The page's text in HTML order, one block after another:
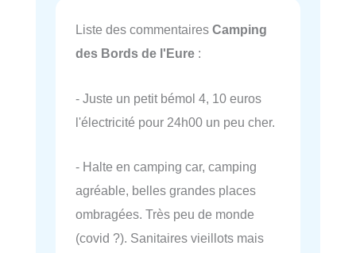
Liste des commentaires Camping
des Bords de l'Eure :
- Juste un petit bémol 4, 10 euros
l'électricité pour 24h00 un peu cher.
- Halte en camping car, camping
agréable, belles grandes places
ombragées. Très peu de monde
(covid ?). Sanitaires vieillots mais